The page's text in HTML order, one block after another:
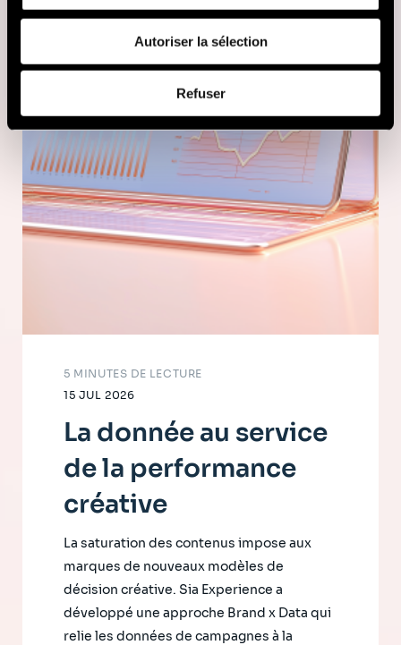
fournies ou qu'ils ont collectées lors de votre utilisation
de leurs services (cookies tiers).
vous pouvez nous contacter et comment nous traitons
Politique de protection des données à caractère
personnel.
Autoriser la sélection
Refuser
15 JUL 2026
5 MINUTES DE LECTURE
La donnée au service
de la performance
créative
La saturation des contenus impose aux
marques de nouveaux modèles de
décision créative. Sia Experience a
développé une approche Brand x Data qui
relie les données de campagnes à la